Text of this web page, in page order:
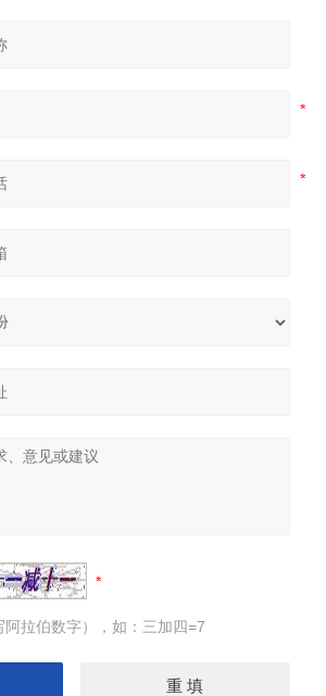
拉伯数字），如：三加四=7